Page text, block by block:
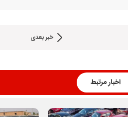
خبر بعدی
اخبار مرتبط